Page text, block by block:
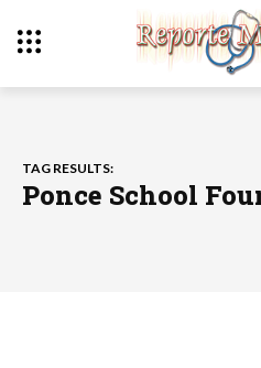
TAG RESULTS:
Ponce School